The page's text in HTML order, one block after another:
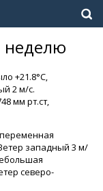
неделю
+21.8°C,
2 м/с.
мм рт.ст,
переменная
западный 3 м/
северо-